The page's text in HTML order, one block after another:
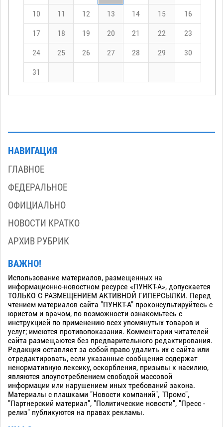
10 11 12 13 14 15 16
17 18 19 20 21 22 23
24 25 26 27 28 29 30
31
НАВИГАЦИЯ
ГЛАВНОЕ
ФЕДЕРАЛЬНОЕ
ОФИЦИАЛЬНО
НОВОСТИ КРАТКО
АРХИВ РУБРИК
ВАЖНО!
Использование материалов, размещенных на
информационно-новостном ресурсе «ПУНКТ-А», допускается
ТОЛЬКО С РАЗМЕЩЕНИЕМ АКТИВНОЙ ГИПЕРСЫЛКИ. Перед
чтением материалов сайта "ПУНКТ-А" проконсультируйтесь с
юристом и врачом, по возможности ознакомьтесь с
инструкцией по применению всех упомянутых товаров и
услуг; имеются противопоказания. Комментарии читателей
сайта размещаются без предварительного редактирования.
Редакция оставляет за собой право удалить их с сайта или
отредактировать, если указанные сообщения содержат
ненормативную лексику, оскорбления, призывы к насилию,
являются злоупотреблением свободой массовой
информации или нарушением иных требований закона.
Материалы с плашками "Новости компаний", "Промо",
"Партнерский материал", "Политические новости", "Пресс -
релиз" публикуются на правах рекламы.